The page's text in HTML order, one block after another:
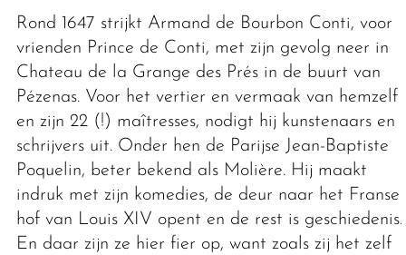
Rond 1647 strijkt Armand de Bourbon Conti, voor
vrienden Prince de Conti, met zijn gevolg neer in
Chateau de la Grange des Prés in de buurt van
Pézenas. Voor het vertier en vermaak van hemzelf
en zijn 22 (!) maîtresses, nodigt hij kunstenaars en
schrijvers uit. Onder hen de Parijse Jean-Baptiste
Poquelin, beter bekend als Molière. Hij maakt
indruk met zijn komedies, de deur naar het Franse
hof van Louis XIV opent en de rest is geschiedenis.
En daar zijn ze hier fier op, want zoals zij het zelf